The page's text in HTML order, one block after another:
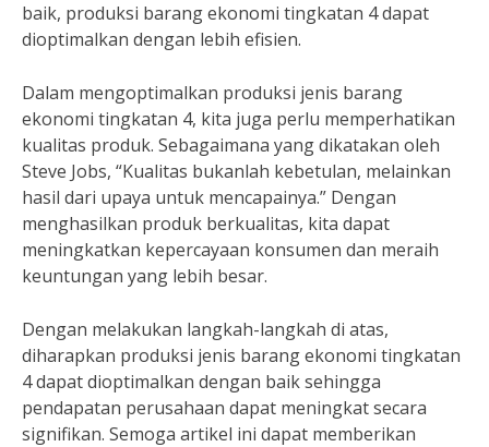
baik, produksi barang ekonomi tingkatan 4 dapat
dioptimalkan dengan lebih efisien.
Dalam mengoptimalkan produksi jenis barang
ekonomi tingkatan 4, kita juga perlu memperhatikan
kualitas produk. Sebagaimana yang dikatakan oleh
Steve Jobs, “Kualitas bukanlah kebetulan, melainkan
hasil dari upaya untuk mencapainya.” Dengan
menghasilkan produk berkualitas, kita dapat
meningkatkan kepercayaan konsumen dan meraih
keuntungan yang lebih besar.
Dengan melakukan langkah-langkah di atas,
diharapkan produksi jenis barang ekonomi tingkatan
4 dapat dioptimalkan dengan baik sehingga
pendapatan perusahaan dapat meningkat secara
signifikan. Semoga artikel ini dapat memberikan